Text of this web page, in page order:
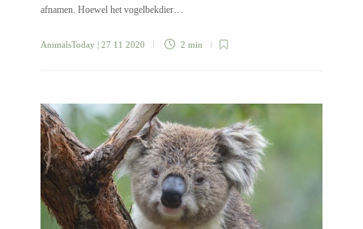
afnamen. Hoewel het vogelbekdier…
AnimalsToday | 27 11 2020 2 min